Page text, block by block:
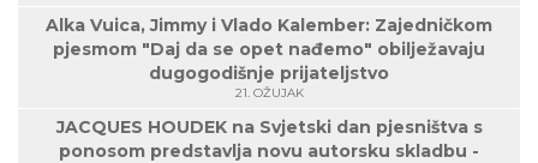
Alka Vuica, Jimmy i Vlado Kalember: Zajedničkom
pjesmom "Daj da se opet nađemo" obilježavaju
dugogodišnje prijateljstvo
21. OŽUJAK
JACQUES HOUDEK na Svjetski dan pjesništva s
ponosom predstavlja novu autorsku skladbu -